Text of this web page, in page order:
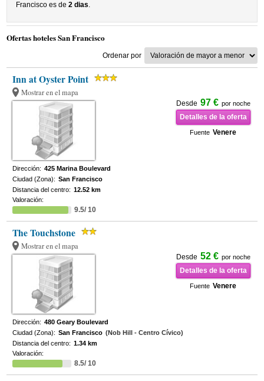
Francisco es de2 dias.
Ofertas hoteles San Francisco
Ordenar por
Inn at Oyster Point
Mostrar en el mapa
Desde 97 € por noche
Detalles de la oferta
Fuente Venere
Dirección: 425 Marina Boulevard
Ciudad (Zona): San Francisco
Distancia del centro: 12.52 km
Valoración:
9.5/ 10
The Touchstone
Mostrar en el mapa
Desde 52 € por noche
Detalles de la oferta
Fuente Venere
Dirección: 480 Geary Boulevard
Ciudad (Zona): San Francisco (Nob Hill - Centro Cívico)
Distancia del centro: 1.34 km
Valoración:
8.5/ 10